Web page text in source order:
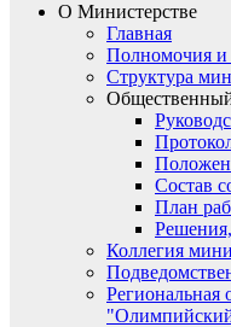
О Министерстве
Главная
Полномочия и
Структура
Состав
План
Коллегия
Региональная
"Олимпийский